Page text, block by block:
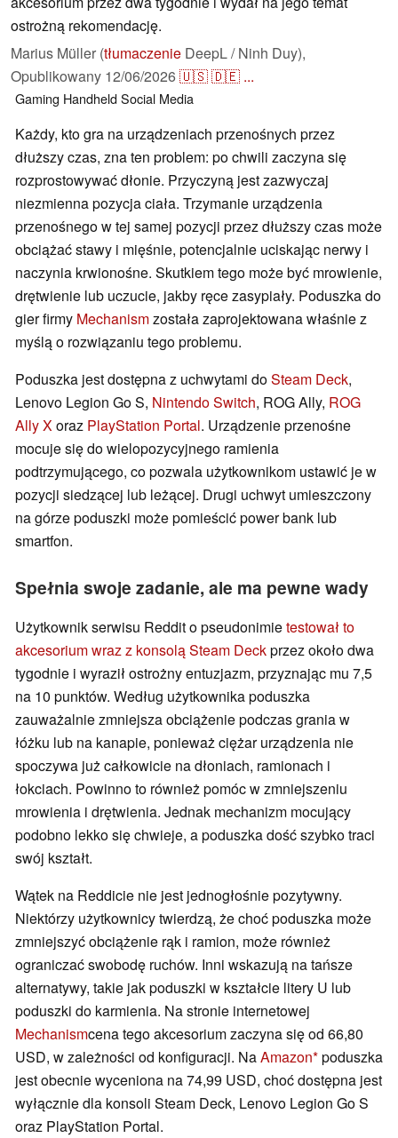
ostrożną rekomendację.
Marius Müller (tłumaczenie DeepL / Ninh Duy),
Opublikowany 12/06/2026🇺🇸🇩🇪 ...
Gaming HandheldSocial Media
Każdy, kto gra na urządzeniach przenośnych przez
dłuższy czas, zna ten problem: po chwili zaczyna się
rozprostowywać dłonie. Przyczyną jest zazwyczaj
niezmienna pozycja ciała. Trzymanie urządzenia
przenośnego w tej samej pozycji przez dłuższy czas może
obciążać stawy i mięśnie, potencjalnie uciskając nerwy i
naczynia krwionośne. Skutkiem tego może być mrowienie,
drętwienie lub uczucie, jakby ręce zasypiały. Poduszka do
gier firmy Mechanismzostała zaprojektowana właśnie z
myślą o rozwiązaniu tego problemu.
Poduszka jest dostępna z uchwytami doSteam Deck,
Lenovo Legion Go S, Nintendo Switch, ROG Ally, ROG
Ally Xoraz PlayStation Portal. Urządzenie przenośne
mocuje się do wielopozycyjnego ramienia
podtrzymującego, co pozwala użytkownikom ustawić je w
pozycji siedzącej lub leżącej. Drugi uchwyt umieszczony
na górze poduszki może pomieścić power bank lub
smartfon.
Spełnia swoje zadanie, ale ma pewne wady
Użytkownik serwisu Reddit o pseudonimietestował to
akcesorium wraz z konsolą Steam Deckprzez około dwa
tygodnie i wyraził ostrożny entuzjazm, przyznając mu 7,5
na 10 punktów. Według użytkownika poduszka
zauważalnie zmniejsza obciążenie podczas grania w
łóżku lub na kanapie, ponieważ ciężar urządzenia nie
spoczywa już całkowicie na dłoniach, ramionach i
łokciach. Powinno to również pomóc w zmniejszeniu
mrowienia i drętwienia. Jednak mechanizm mocujący
podobno lekko się chwieje, a poduszka dość szybko traci
swój kształt.
Wątek na Reddicie nie jest jednogłośnie pozytywny.
Niektórzy użytkownicy twierdzą, że choć poduszka może
zmniejszyć obciążenie rąk i ramion, może również
ograniczać swobodę ruchów. Inni wskazują na tańsze
alternatywy, takie jak poduszki w kształcie litery U lub
poduszki do karmienia. Na stronie internetowej
Mechanismcena tego akcesorium zaczyna się od 66,80
USD, w zależności od konfiguracji. NaAmazon poduszka
jest obecnie wyceniona na 74,99 USD, choć dostępna jest
wyłącznie dla konsoli Steam Deck, Lenovo Legion Go S
oraz PlayStation Portal.